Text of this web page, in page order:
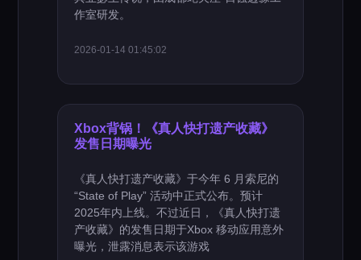
作室研发。
2026-01-14 01:45:02
Xbox背锅！《真人快打遗产收藏》
发售日期曝光
《真人快打遗产收藏》于今年 6 月索尼的
“State of Play” 活动中正式公布。预计
2025年内上线。不过近日，《真人快打遗
产收藏》的发售日期于Xbox 移动应用意外
曝光，泄露消息表示该游戏